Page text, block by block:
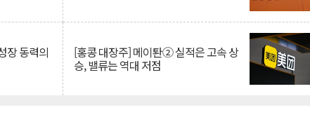
장 동력의 [홍콩 대장주] 메이퇀② 실적은 고속 상
승, 밸류는 역대 저점